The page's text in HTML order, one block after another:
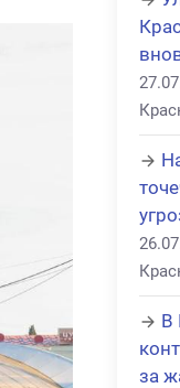
В
за